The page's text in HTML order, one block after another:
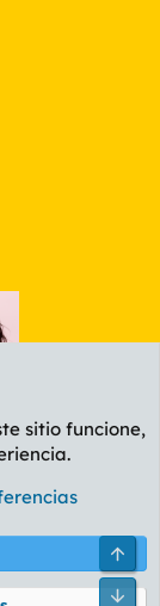
Ayuda
sitio funcione,
Pie